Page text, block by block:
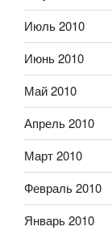
Июль 2010
Июнь 2010
Май 2010
Апрель 2010
Март 2010
Февраль 2010
Январь 2010